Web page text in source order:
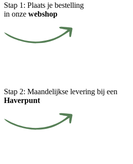
Stap 1: Plaats je bestelling
in onze webshop
Stap 2: Maandelijkse levering bij een
Haverpunt